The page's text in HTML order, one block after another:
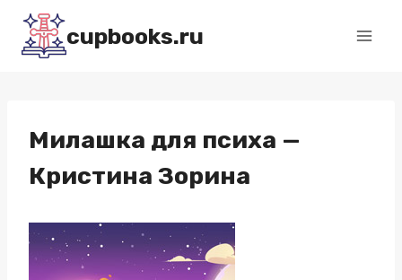
Перейти
содержимому
cupbooks.ru
Милашка для психа —
Кристина Зорина